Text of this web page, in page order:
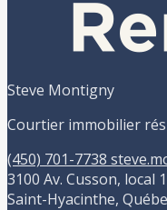
Steve Montigny
Courtier immobilier
(450) 701-7738
3100 Av. Cusson, local
Saint-Hyacinthe,